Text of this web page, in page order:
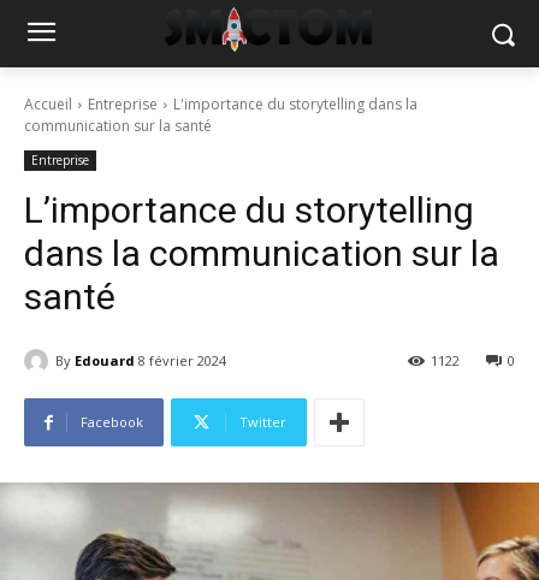
Accueil Entreprise
L'importance du storytelling dans la
communication sur la santé
Entreprise
L’importance du storytelling
dans la communication sur la
santé
By Edouard 8 février 2024 0
1122
Facebook Twitter